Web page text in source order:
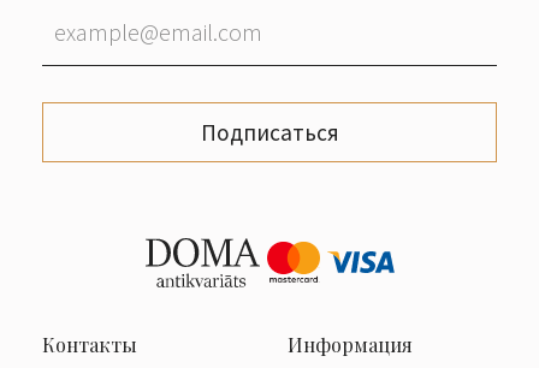
Подписаться